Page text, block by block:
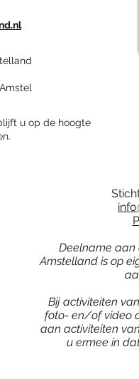
u op de hoogte
Deelname aan
Amstelland is op
Bij activiteiten
foto- en/of video
aan activiteiten
u ermee in